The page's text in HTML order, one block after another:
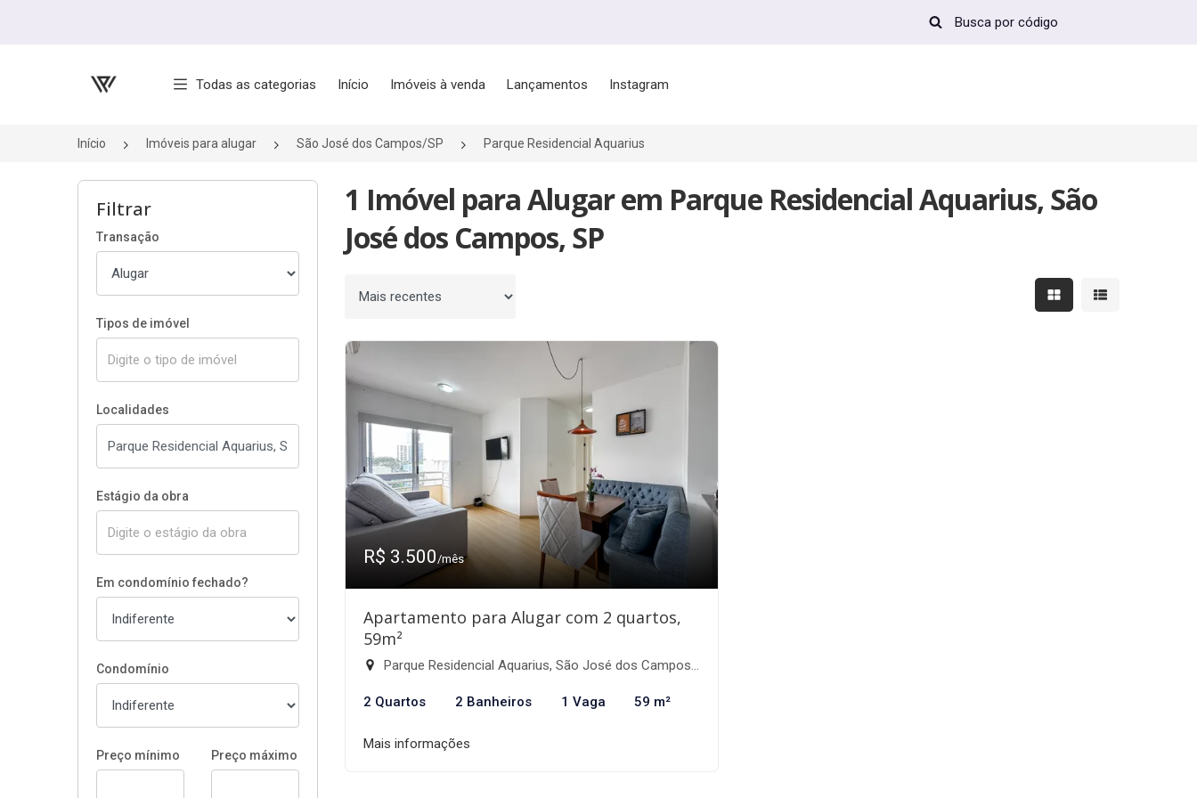
Página inicial
Todas as categorias Início Imóveis à venda Lançamentos Instagram
Início Imóveis para alugar São José dos Campos/SP Parque Residencial Aquarius
Filtrar
Transação
Tipos de imóvel
Localidades
Estágio da obra
Em condomínio fechado?
Condomínio
Preço mínimo Preço máximo
1 Imóvel para Alugar em Parque Residencial Aquarius, São
José dos Campos, SP
Ordenar por Mostrar resultados em
Mostrar
R$ 3.500/mês
Apartamento para Alugar com 2 quartos,
59m²
Parque Residencial Aquarius, São José dos Campos-SP
2 Quartos 2 Banheiros 1 Vaga 59 m²
Mais informações